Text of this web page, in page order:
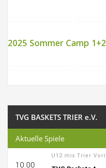
2025 Sommer Camp 1+2